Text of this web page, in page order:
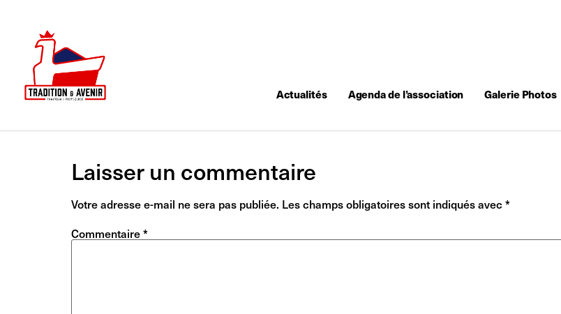
Actualités Agenda de l’association Galerie Photos
Laisser un commentaire
Votre adresse e-mail ne sera pas publiée. Les champs obligatoires sont indiqués avec *
Commentaire*